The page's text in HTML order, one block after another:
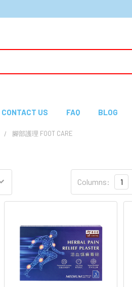
CONTACT US FAQ BLOG
腳部護理 FOOT CARE
Columns: 1